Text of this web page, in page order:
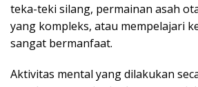
teka-teki silang, permainan asah
yang kompleks, atau mempelajari
sangat bermanfaat.
Aktivitas mental yang dilakukan